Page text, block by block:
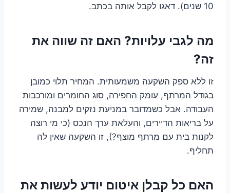
10 שנים). דאגו לקבל אותה בכתב.
מה לגבי עלויות? האם זה שווה את
זה?
זו ללא ספק השקעה משמעותית. המחיר תלוי כמובן
בגודל המרתף, עומק החפירה, סוג החומרים ומורכבות
העבודה. אבל כשמדובר במניעת נזקים למבנה, שמירה
על בריאות הדיירים, והעלאת ערך הנכס (כי מי רוצה
לקנות בית עם מרתף מוצף?), זו השקעה שאין לה
תחליף.
האם כל קבלן איטום יודע לעשות את